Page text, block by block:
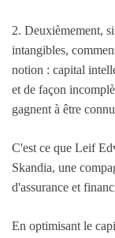
2. Deuxièmement,
intangibles,
notion : capital
et de façon
gagnent à être
C'est ce que Leif
Skandia, une
d'assurance et
En optimisant le